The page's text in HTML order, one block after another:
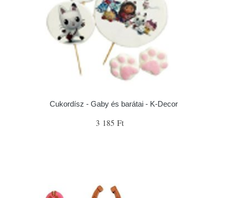
Cukordísz - Gaby és barátai - K-Decor
3 185 Ft